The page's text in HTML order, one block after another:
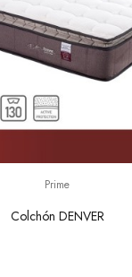
Prime
Colchón DENVER